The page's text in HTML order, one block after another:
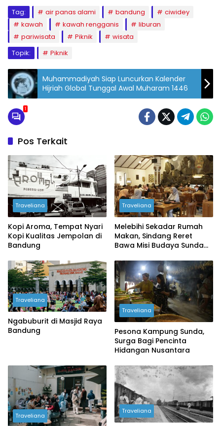
Tag: air panas alami bandung
ciwidey
kawah
kawah rengganis
liburan
pariwisata
Piknik
wisata
Topik:
Piknik
Muhammadiyah Siap Luncurkan Kalender
Hijriah Global Tunggal Awal Muharam 1446
1
Pos Terkait
Traveliana
Kopi Aroma, Tempat Nyari
Kopi Kualitas Jempolan di
Bandung
Traveliana
Melebihi Sekadar Rumah
Makan, Sindang Reret
Bawa Misi Budaya Sunda
Traveliana
Ngabuburit di Masjid Raya
Bandung
Traveliana
Pesona Kampung Sunda,
Surga Bagi Pencinta
Hidangan Nusantara
Traveliana
Traveliana